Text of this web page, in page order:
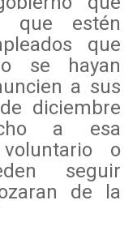
que estén
que
se hayan
a sus
diciembre
a esa
voluntario o
seguir
de la